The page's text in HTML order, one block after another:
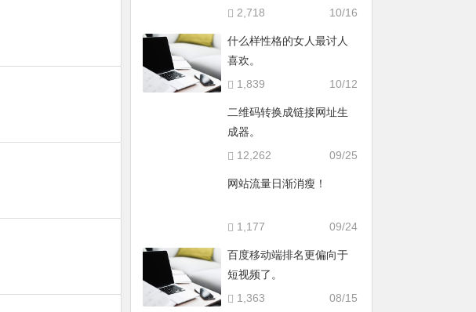
10/16
2,718
什么样性格的女人最讨人
喜欢。
10/12
1,839
二维码转换成链接网址生
成器。
09/25
12,262
网站流量日渐消瘦！
09/24
1,177
百度移动端排名更偏向于
短视频了。
08/15
1,363